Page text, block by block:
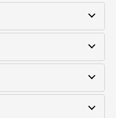
MOTORSPORTS) シ
間レース 総合優勝 シーズ
ーパーGT史上初となる兄
リーズランキング3位(富士
MOTORSPORTS)
ドライバーランキ
ドライバーランキ